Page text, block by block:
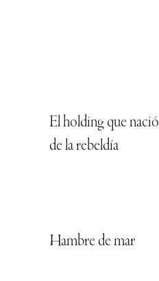
El holding que nació
de la rebeldía
Hambre de mar